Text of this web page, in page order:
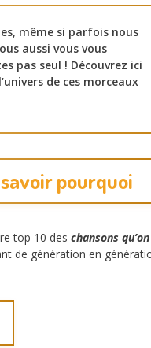
même si parfois nous
aussi vous vous
pas seul ! Découvrez ici
de ces morceaux
pourquoi
top 10 des chansons
de génération en